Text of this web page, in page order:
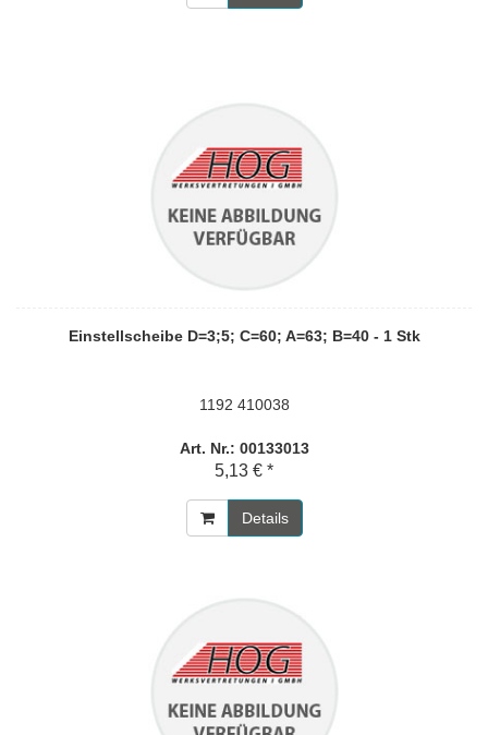
Einstellscheibe D=3;5; C=60; A=63; B=40 - 1 Stk
1192 410038
Art. Nr.: 00133013
5,13 € *
Details